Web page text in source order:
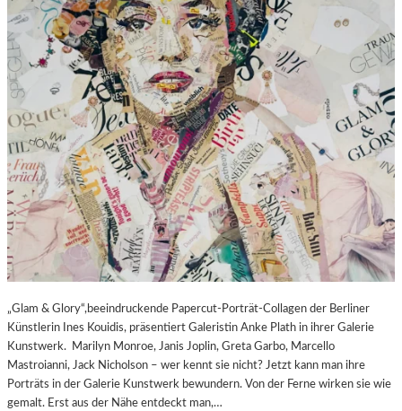
„Glam & Glory“,beeindruckende Papercut-Porträt-Collagen der Berliner
Künstlerin Ines Kouidis, präsentiert Galeristin Anke Plath in ihrer Galerie
Kunstwerk. Marilyn Monroe, Janis Joplin, Greta Garbo, Marcello
Mastroianni, Jack Nicholson – wer kennt sie nicht? Jetzt kann man ihre
Porträts in der Galerie Kunstwerk bewundern. Von der Ferne wirken sie wie
gemalt. Erst aus der Nähe entdeckt man,…